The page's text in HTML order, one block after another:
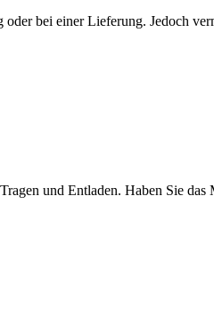
bei einer Lieferung. Jedoch
und Entladen. Haben Sie